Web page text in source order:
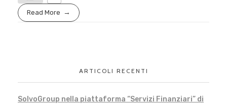
Read More
ARTICOLI RECENTI
SolvoGroup nella piattaforma “Servizi Finanziari” di